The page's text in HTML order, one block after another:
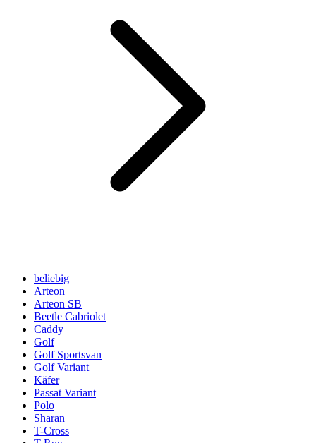
beliebig
Arteon
Arteon SB
Beetle Cabriolet
Caddy
Golf
Golf Sportsvan
Golf Variant
Käfer
Passat Variant
Polo
Sharan
T-Cross